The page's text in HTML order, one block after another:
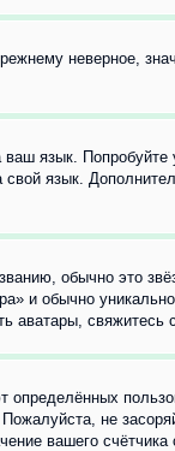
неверное,
язык.
свой язык.
обычно это
и обычно
аватары,
не
вашего